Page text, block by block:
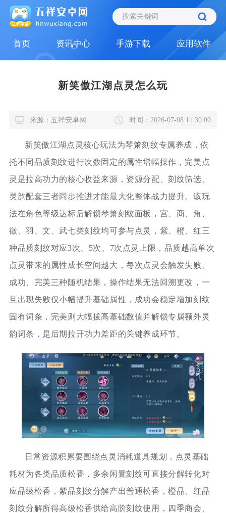
首页 资讯中心 手游下载 应用软件
新笑傲江湖点灵怎么玩
来源：五祥安卓网 时间：2026-07-08 11:30:00
新笑傲江湖点灵核心玩法为琴箫刻纹专属养成，依
托不同品质刻纹进行次数固定的属性增幅操作，完美点
灵是拉高功力的核心收益来源，资源分配、刻纹筛选、
灵韵配套三者同步推进才能最大化整体战力提升。该玩
法在角色等级达标后解锁琴箫刻纹面板，宫、商、角、
徵、羽、文、武七类刻纹均可参与点灵，紫、橙、红三
种品质刻纹对应3次、5次、7次点灵上限，品质越高单次
点灵带来的属性成长空间越大，每次点灵会触发失败、
成功、完美三种随机结果，操作结果无法回溯更改，一
旦出现失败仅小幅提升基础属性，成功会稳定增加刻纹
固有词条，完美则大幅拔高基础数值并解锁专属额外灵
韵词条，是后期拉开功力差距的关键养成环节。
日常资源积累要围绕点灵消耗道具规划，点灵基础
耗材为各类品质松香，多余闲置刻纹可直接分解转化对
应品级松香，紫品刻纹分解产出普通松香，橙品、红品
刻纹分解所得高级松香供给高阶刻纹使用，四季商会、